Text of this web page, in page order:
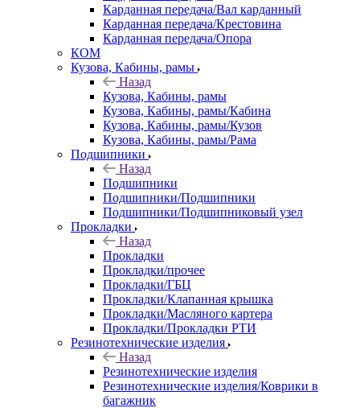
Карданная передача/Вал карданный
Карданная передача/Крестовина
Карданная передача/Опора
КОМ
Кузова, Кабины, рамы
Назад
Кузова, Кабины, рамы
Кузова, Кабины, рамы/Кабина
Кузова, Кабины, рамы/Кузов
Кузова, Кабины, рамы/Рама
Подшипники
Назад
Подшипники
Подшипники/Подшипники
Подшипники/Подшипниковый узел
Прокладки
Назад
Прокладки
Прокладки/прочее
Прокладки/ГБЦ
Прокладки/Клапанная крышка
Прокладки/Масляного картера
Прокладки/Прокладки РТИ
Резинотехнические изделия
Назад
Резинотехнические изделия
Резинотехнические изделия/Коврики в
багажник